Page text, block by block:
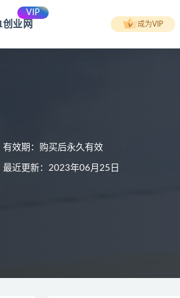
创业网
VIP
成为VIP
有效期：购买后永久有效
最近更新：2023年06月25日